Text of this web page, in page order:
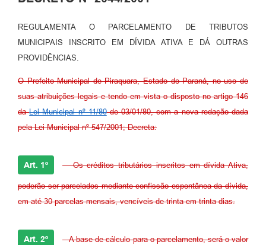
REGULAMENTA O PARCELAMENTO DE TRIBUTOS
MUNICIPAIS INSCRITO EM DÍVIDA ATIVA E DÁ OUTRAS
PROVIDÊNCIAS.
O Prefeito Municipal de Piraquara, Estado do Paraná, no uso de
suas atribuições legais e tendo em vista o disposto no artigo 146
daLei Municipal nº 11/80de 03/01/80, com a nova redação dada
pela Lei Municipal nº 547/2001; Decreta:
Art. 1º - Os créditos tributários inscritos em dívida Ativa,
poderão ser parcelados mediante confissão espontânea da dívida,
em até 30 parcelas mensais, vencíveis de trinta em trinta dias.
Art. 2º - A base de cálculo para o parcelamento, será o valor